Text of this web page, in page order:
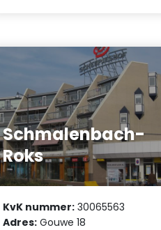
Schmalenbach-
Roks
KvK nummer: 30065563
Adres: Gouwe 18